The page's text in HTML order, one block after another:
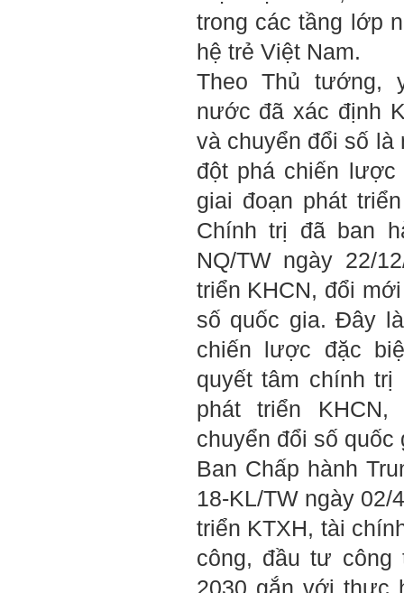
trong các tầng lớp
hệ trẻ Việt Nam.
Theo Thủ tướng,
nước đã xác định
và chuyển đổi số là
đột phá chiến
giai đoạn phát
Chính trị đã ban
NQ/TW ngày 22/
triển KHCN, đổi
số quốc gia. Đây
chiến lược đặc
quyết tâm chính
phát triển
chuyển đổi số quốc
Ban Chấp hành
18-KL/TW ngày 02/
triển KTXH, tài
công, đầu tư công
2030 gắn với thực